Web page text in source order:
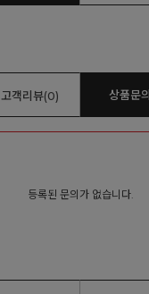
고객리뷰(0) 상품문의
등록된 문의가 없습니다.